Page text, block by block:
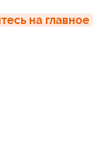
на главное